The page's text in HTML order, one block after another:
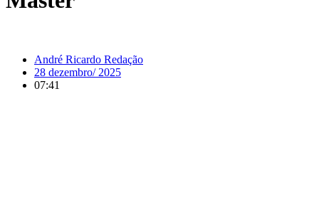
André Ricardo Redação
28 dezembro/ 2025
07:41